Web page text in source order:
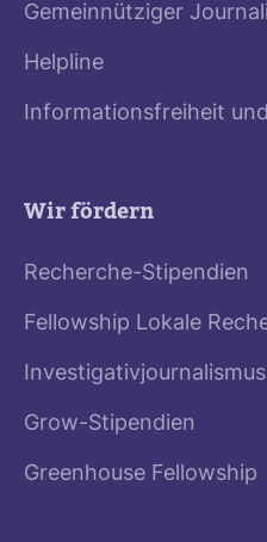
Gemeinnütziger
Helpline
Informationsfreiheit
Wir fördern
Recherche-Stipendien
Fellowship Lokale
Grow-Stipendien
Greenhouse Fellowship